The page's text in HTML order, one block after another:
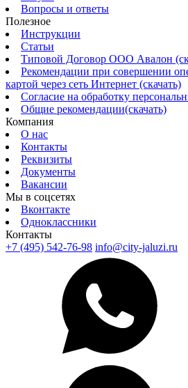
Вопросы и ответы
Полезное
Инструкции
Статьи
Типовой Договор ООО Авалон
Рекомендации при совершении
картой через сеть Интернет (скачать)
Согласие на обработку
Общие рекомендации(скачать)
Компания
О нас
Контакты
Реквизиты
Документы
Вакансии
Мы в соцсетях
Вконтакте
Одноклассники
Контакты
+7 (495) 542-76-98 info@city-jaluzi.ru